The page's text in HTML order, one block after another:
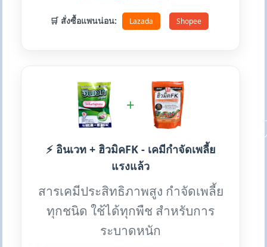
🛒 สั่งซื้อแพนน่อน: Lazada Shopee
+
⚡ อินเวท + ฮิวมิคFK - เคมีกำจัดเพลี้ย
แรงแล้ว
สารเคมีประสิทธิภาพสูง กำจัดเพลี้ย
ทุกชนิด ใช้ได้ทุกพืช สำหรับการ
ระบาดหนัก